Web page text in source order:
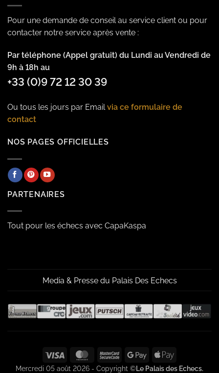
Pour une demande de conseil au service client ou pour
contacter notre service après vente :
Par téléphone (Appel gratuit) du Lundi au Vendredi de
9h à 18h au
+33 (0)9 72 12 30 39
Ou tous les jours par Emailvia ce formulaire de
contact
NOS PAGES OFFICIELLES
PARTENAIRES
Tout pour les échecs avec CapaKaspa
Media & Presse du Palais Des Echecs
Visa MasterCardMasterCard
2
Google
Pay
Apple
Pay
Mercredi 05 août 2026 - Copyright ©Le Palais des Echecs.